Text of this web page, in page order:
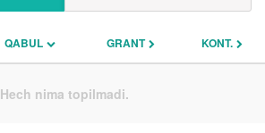
QABUL GRANT KONT.
Hech nima topilmadi.